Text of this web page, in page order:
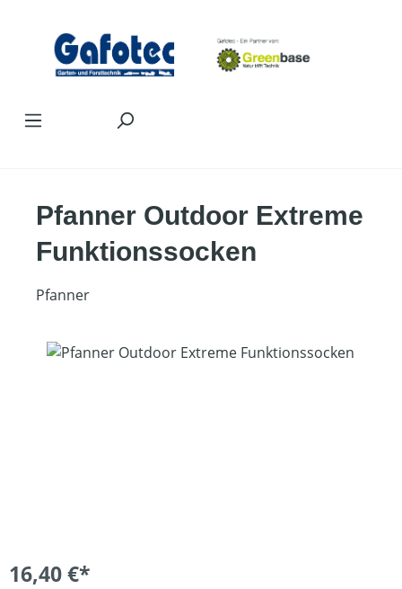
Pfanner Outdoor Extreme
Funktionssocken
Pfanner
Bildergalerie überspringen
16,40 €*